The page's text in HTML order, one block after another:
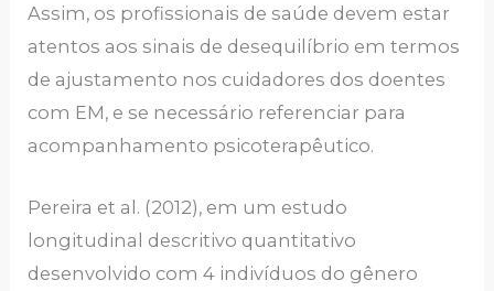
Assim, os profissionais de saúde devem estar
atentos aos sinais de desequilíbrio em termos
de ajustamento nos cuidadores dos doentes
com EM, e se necessário referenciar para
acompanhamento psicoterapêutico.
Pereira et al. (2012), em um estudo
longitudinal descritivo quantitativo
desenvolvido com 4 indivíduos do gênero